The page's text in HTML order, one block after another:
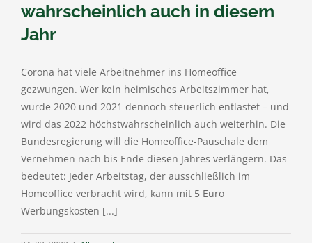
wahrscheinlich auch in diesem
Jahr
Corona hat viele Arbeitnehmer ins Homeoffice
gezwungen. Wer kein heimisches Arbeitszimmer hat,
wurde 2020 und 2021 dennoch steuerlich entlastet – und
wird das 2022 höchstwahrscheinlich auch weiterhin. Die
Bundesregierung will die Homeoffice-Pauschale dem
Vernehmen nach bis Ende diesen Jahres verlängern. Das
bedeutet: Jeder Arbeitstag, der ausschließlich im
Homeoffice verbracht wird, kann mit 5 Euro
Werbungskosten [...]